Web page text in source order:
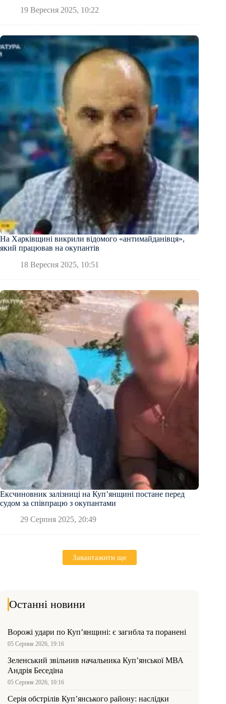
19 Вересня 2025, 10:22
На Харківщині викрили відомого «антимайданівця»,
який працював на окупантів
18 Вересня 2025, 10:51
Ексчиновник залізниці на Куп’янщині постане перед
судом за співпрацю з окупантами
29 Серпня 2025, 20:49
Завантажити ще
Останні новини
Ворожі удари по Куп’янщині: є загибла та поранені
05 Серпня 2026, 19:16
Зеленський звільнив начальника Купʼянської МВА
Андрія Беседіна
05 Серпня 2026, 10:16
Серія обстрілів Куп’янського району: наслідки